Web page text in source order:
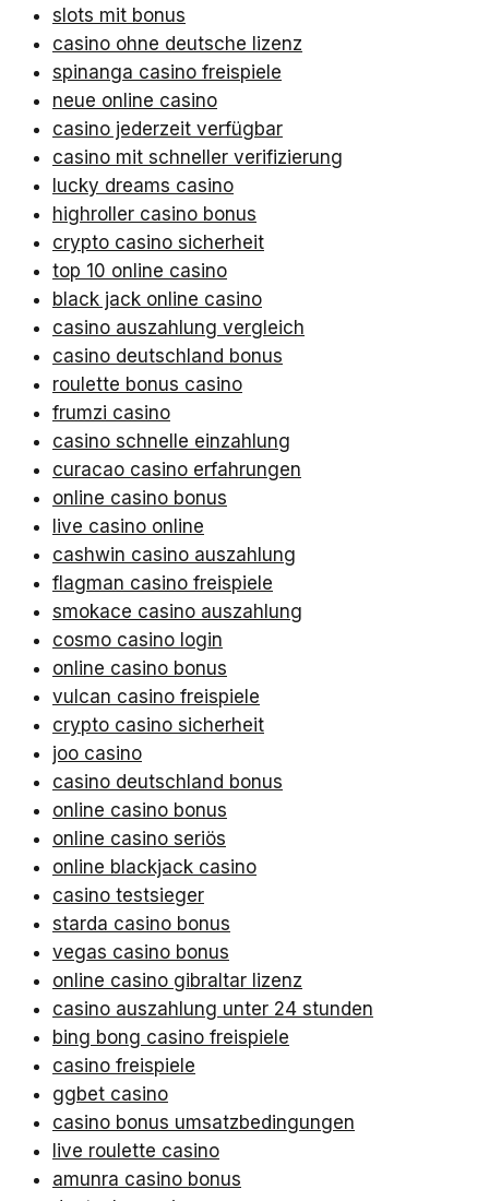
slots mit bonus
casino ohne deutsche lizenz
spinanga casino freispiele
neue online casino
casino jederzeit verfügbar
casino mit schneller verifizierung
lucky dreams casino
highroller casino bonus
crypto casino sicherheit
top 10 online casino
black jack online casino
casino auszahlung vergleich
casino deutschland bonus
roulette bonus casino
frumzi casino
casino schnelle einzahlung
curacao casino erfahrungen
online casino bonus
live casino online
cashwin casino auszahlung
flagman casino freispiele
smokace casino auszahlung
cosmo casino login
online casino bonus
vulcan casino freispiele
crypto casino sicherheit
joo casino
casino deutschland bonus
online casino bonus
online casino seriös
online blackjack casino
casino testsieger
starda casino bonus
vegas casino bonus
online casino gibraltar lizenz
casino auszahlung unter 24 stunden
bing bong casino freispiele
casino freispiele
ggbet casino
casino bonus umsatzbedingungen
live roulette casino
amunra casino bonus